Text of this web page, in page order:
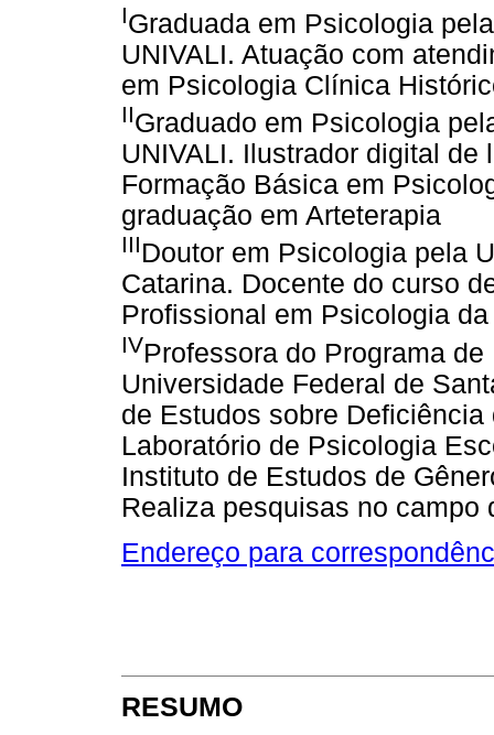
IGraduada em Psicologia
UNIVALI. Atuação com
em Psicologia Clínica
IIGraduado em Psicologia
UNIVALI. Ilustrador digital
Formação Básica em
graduação em Arteterapia
IIIDoutor em Psicologia pela
Catarina. Docente do curso
Profissional em Psicologia
IVProfessora do Programa
Universidade Federal de
de Estudos sobre
Laboratório de Psicologia
Instituto de Estudos de
Realiza pesquisas no
Endereço para
RESUMO